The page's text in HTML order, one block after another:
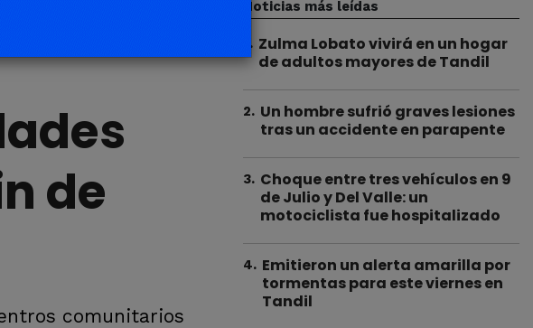
de
comunitarios
Noticias más leídas
. Zulma Lobato vivirá en un hogar
de adultos mayores de Tandil
2. Un hombre sufrió graves lesiones
tras un accidente en parapente
3. Choque entre tres vehículos en 9
de Julio y Del Valle: un
motociclista fue hospitalizado
4. Emitieron un alerta amarilla por
tormentas para este viernes en
Tandil